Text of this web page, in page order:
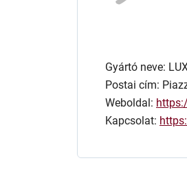
Gyártó neve:
Postai cím:
Weboldal:
Kapcsolat: